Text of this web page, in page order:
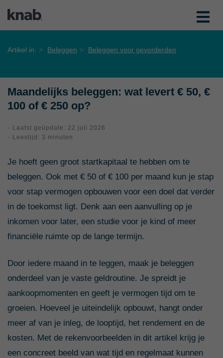
Artikel in: Beleggen Beleggen voor gevorderden
Maandelijks beleggen: wat levert € 50, €
100 of € 250 op?
- Laatst geüpdate: 22 juli 2026
- Leestijd: 3 minuten
Je hoeft geen groot startkapitaal te hebben om te
beleggen. Ook met € 50 of € 100 per maand kun je stap
voor stap vermogen opbouwen voor een doel dat verder
in de toekomst ligt. Denk aan een aanvulling op je
inkomen voor later, een studie voor je kind of meer
financiële ruimte op de lange termijn.
Door iedere maand in te leggen, maak je beleggen
onderdeel van je vaste geldroutine. Je spreidt je
aankoopmomenten en geeft je vermogen tijd om te
groeien. Hoeveel je uiteindelijk opbouwt, hangt onder
meer af van je inleg, de looptijd, het rendement en de
kosten. Met de rekenvoorbeelden in dit artikel krijg je
een concreet beeld van wat tijd en regelmaat kunnen